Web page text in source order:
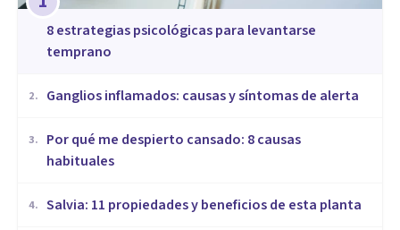
8 estrategias psicológicas para levantarse
temprano
2. Ganglios inflamados: causas y síntomas de alerta
3.
Por qué me despierto cansado: 8 causas
habituales
4. Salvia: 11 propiedades y beneficios de esta planta